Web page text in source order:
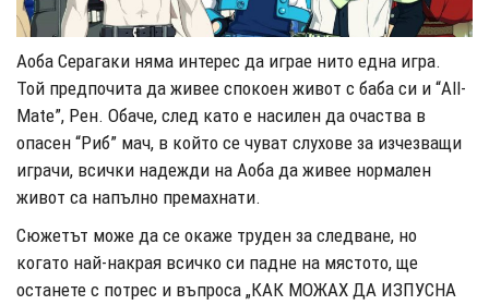
Аоба Серагаки няма интерес да играе нито една игра.
Той предпочита да живее спокоен живот с баба си и “All-
Mate”, Рен. Обаче, след като е насилен да очаства в
опасен “Риб” мач, в който се чуват слухове за изчезващи
играчи, всички надежди на Аоба да живее нормален
живот са напълно премахнати.
Сюжетът може да се окаже труден за следване, но
когато най-накрая всичко си падне на мястото, ще
останете с потрес и въпроса „КАК МОЖАХ ДА ИЗПУСНА